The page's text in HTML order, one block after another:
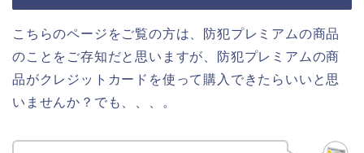
こちらのページをご覧の方は、防犯プレミアムの商品
のことをご存知だと思いますが、防犯プレミアムの商
品がクレジットカードを使って購入できたらいいと思
いませんか？でも、、、。